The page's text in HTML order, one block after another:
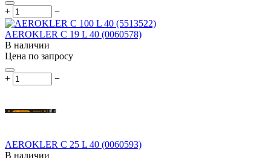
+ −
AEROKLER C 19 L 40 (0060578)
В наличии
Цена по запросу
+ −
AEROKLER C 25 L 40 (0060593)
В наличии